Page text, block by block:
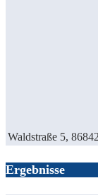
Waldstraße 5,
Ergebnisse